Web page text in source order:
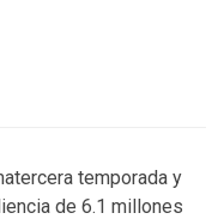
temporada y
de 6.1 millones